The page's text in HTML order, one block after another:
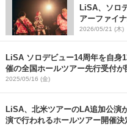
LiSA、ソロ
アーファイ
場 10月から
2026/05/21 (木)
LiSA ソロデビュー14周年を自
催の全国ホールツアー先行受付が
2025/05/16 (金)
LiSA、北米ツアーのLA追加公演
演で行われるホールツアー開催決